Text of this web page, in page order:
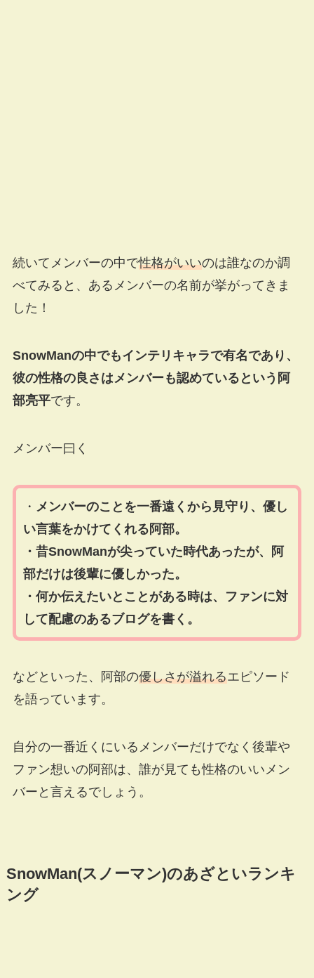
続いてメンバーの中で性格がいいのは誰なのか調
べてみると、あるメンバーの名前が挙がってきま
した！
SnowManの中でもインテリキャラで有名であり、
彼の性格の良さはメンバーも認めているという阿
部亮平です。
メンバー曰く
・ メンバーのことを一番遠くから見守り、優し
い言葉をかけてくれる阿部。
・昔SnowManが尖っていた時代あったが、阿
部だけは後輩に優しかった。
・何か伝えたいとことがある時は、ファンに対
して配慮のあるブログを書く。
などといった、阿部の優しさが溢れるエピソード
を語っています。
自分の一番近くにいるメンバーだけでなく後輩や
ファン想いの阿部は、誰が見ても性格のいいメン
バーと言えるでしょう。
SnowMan(スノーマン)のあざといランキ
ング